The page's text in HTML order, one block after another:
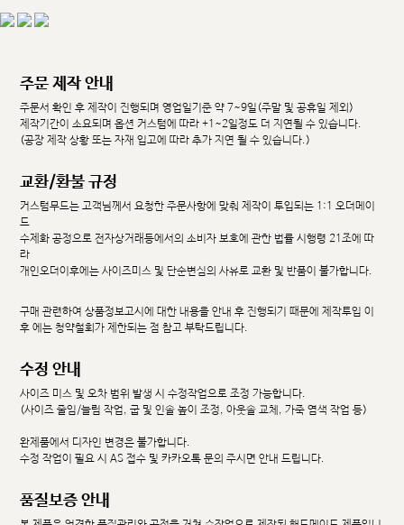
주문 제작 안내
주문서 확인 후 제작이 진행되며 영업일기준 약 7~9일(주말 및 공휴일 제외)
제작기간이 소요되며 옵션 커스텀에 따라 +1~2일정도 더 지연될 수 있습니다.
(공장 제작 상황 또는 자재 입고에 따라 추가 지연 될 수 있습니다.)
교환/환불 규정
커스텀무드는 고객님께서 요청한 주문사항에 맞춰 제작이 투입되는 1:1 오더메이
드
수제화 공정으로 전자상거래등에서의 소비자 보호에 관한 법률 시행령 21조에 따
라
개인오더이후에는 사이즈미스 및 단순변심의 사유로 교환 및 반품이 불가합니다.
구매 관련하여 상품정보고시에 대한 내용을 안내 후 진행되기 때문에 제작투입 이
후 에는 청약철회가 제한되는 점 참고 부탁드립니다.
수정 안내
사이즈 미스 및 오차 범위 발생 시 수정작업으로 조정 가능합니다.
(사이즈 줄임/늘림 작업, 굽 및 인솔 높이 조정, 아웃솔 교체, 가죽 염색 작업 등)
완제품에서 디자인 변경은 불가합니다.
수정 작업이 필요 시 AS 접수 및 카카오톡 문의 주시면 안내 드립니다.
품질보증 안내